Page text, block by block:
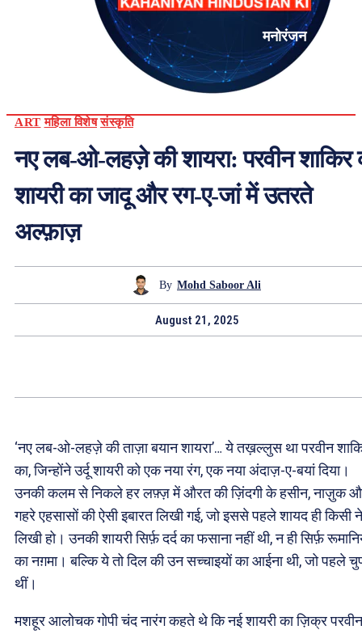
मनोरंजन
ART महिला विशेष संस्कृति
नए लब-ओ-लहज़े की शायरा: परवीन शाकिर
शायरी का जादू और रग-ए-जां में उतरते
अल्फ़ाज़
By Mohd Saboor Ali
August 21, 2025
‘नए लब-ओ-लहज़े की ताज़ा बयान शायरा’… ये तख़ल्लुस था परवीन
का, जिन्होंने उर्दू शायरी को एक नया रंग, एक नया अंदाज़-ए-बयां दिया।
उनकी कलम से निकले हर लफ़्ज़ में औरत की ज़िंदगी के हसीन, नाज़ुक
गहरे एहसासों की ऐसी इबारत लिखी गई, जो इससे पहले शायद ही किसी ने
लिखी हो। उनकी शायरी सिर्फ़ दर्द का फसाना नहीं थी, न ही सिर्फ़
का नग़मा। बल्कि ये तो दिल की उन सच्चाइयों का आईना थी, जो पहले
थीं।
मशहूर आलोचक गोपी चंद नारंग कहते थे कि नई शायरी का ज़िक्र